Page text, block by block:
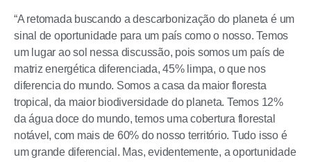
“A retomada buscando a descarbonização do planeta é um
sinal de oportunidade para um país como o nosso. Temos
um lugar ao sol nessa discussão, pois somos um país de
matriz energética diferenciada, 45% limpa, o que nos
diferencia do mundo. Somos a casa da maior floresta
tropical, da maior biodiversidade do planeta. Temos 12%
da água doce do mundo, temos uma cobertura florestal
notável, com mais de 60% do nosso território. Tudo isso é
um grande diferencial. Mas, evidentemente, a oportunidade